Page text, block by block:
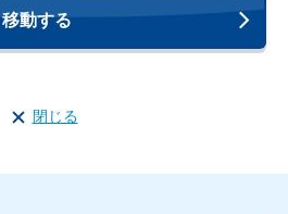
移動する
閉じる